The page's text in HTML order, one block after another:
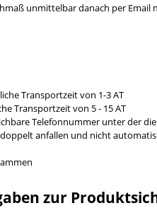
unmittelbar danach per Email
Transportzeit von 1-3 AT
Transportzeit von 5 - 15 AT
Telefonnummer unter der
anfallen und nicht
zur